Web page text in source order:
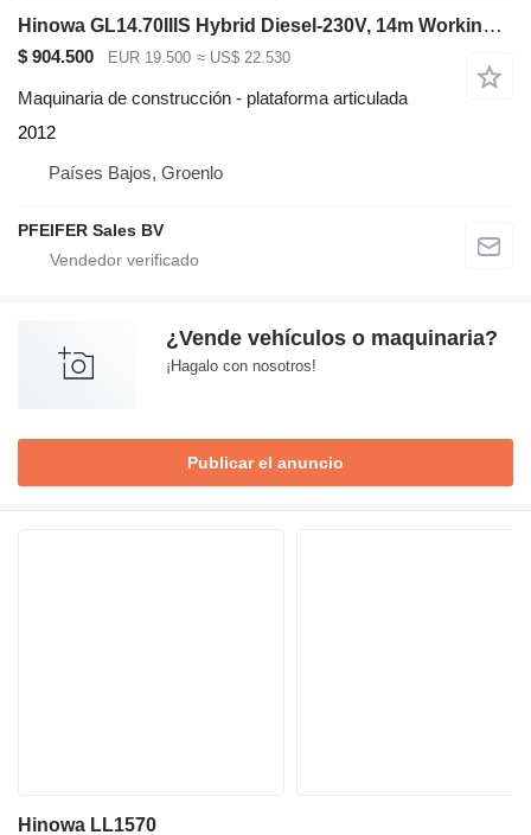
Hinowa GL14.70IIIS Hybrid Diesel-230V, 14m Working Heigth
$ 904.500 EUR 19.500 ≈ US$ 22.530
Maquinaria de construcción - plataforma articulada
2012
Países Bajos, Groenlo
PFEIFER Sales BV
¿Vende vehículos o maquinaria?
¡Hagalo con nosotros!
Publicar el anuncio
Hinowa LL1570